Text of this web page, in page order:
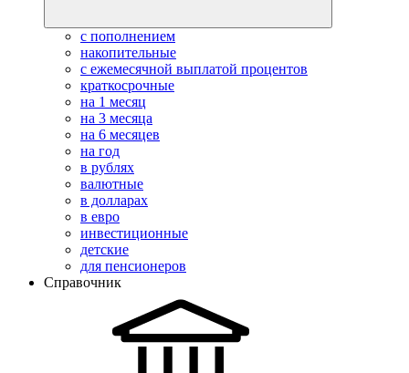
с пополнением
накопительные
с ежемесячной выплатой процентов
краткосрочные
на 1 месяц
на 3 месяца
на 6 месяцев
на год
в рублях
валютные
в долларах
в евро
инвестиционные
детские
для пенсионеров
Справочник